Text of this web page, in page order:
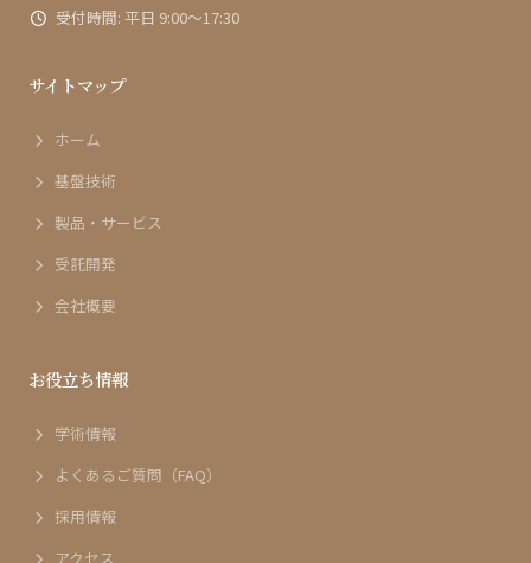
受付時間: 平日 9:00〜17:30
サイトマップ
ホーム
基盤技術
製品・サービス
受託開発
会社概要
お役立ち情報
学術情報
よくあるご質問（FAQ）
採用情報
アクセス